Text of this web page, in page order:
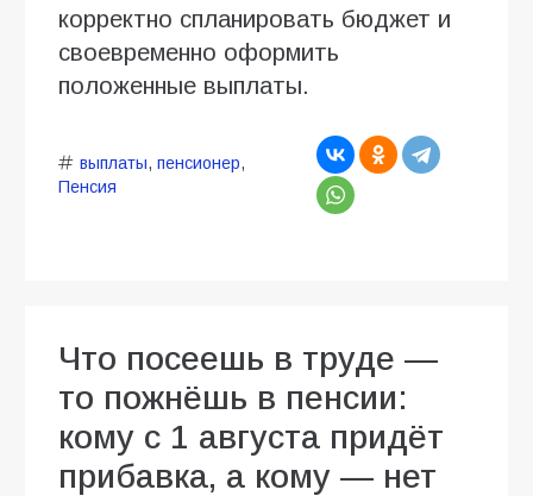
корректно спланировать бюджет и
своевременно оформить
положенные выплаты.
выплаты, пенсионер,
Пенсия
Что посеешь в труде —
то пожнёшь в пенсии:
кому с 1 августа придёт
прибавка, а кому — нет